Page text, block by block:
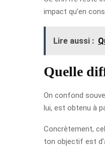
impact qu’en
Lire aussi :
Quelle
On confond
lui, est obtenu à
Concrètement,
ton objectif est